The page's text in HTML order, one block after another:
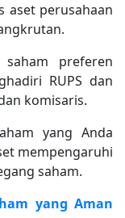
aset perusahaan
saham preferen
RUPS dan
komisaris.
yang Anda
mempengaruhi
saham.
yang Aman